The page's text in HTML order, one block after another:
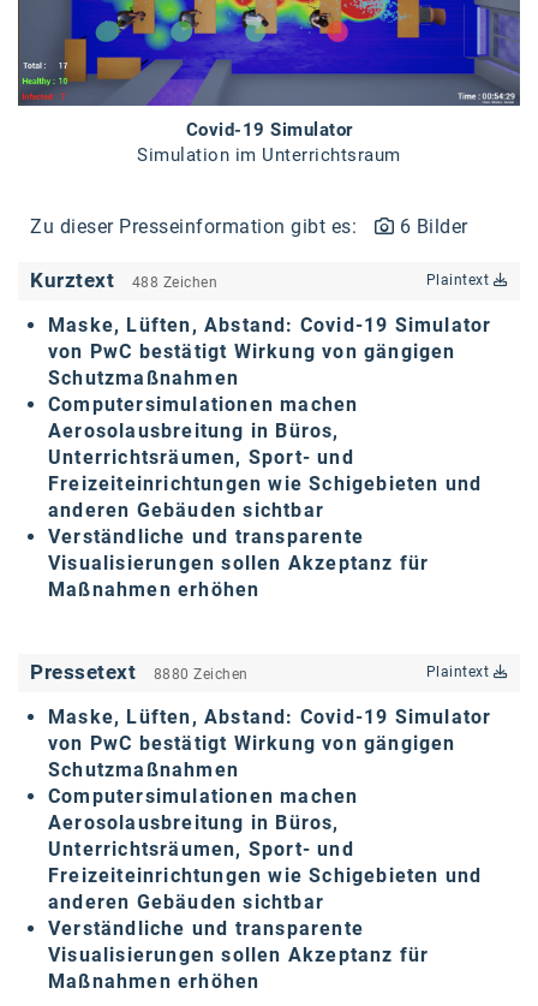
DDB Wien
Enkeltaugliches Österreich
Gillette Venus
Interzero
karriere.at
Ketchum GmbH
Kinderwunschzentrum
Kostenwahrheit
Kyndryl
Mastercard
NEOH
Nespresso
Neudoerfler
OBI
Oral-B
PAYBACK
Covid-19 Simulator
Simulation im Unterrichtsraum
Zu dieser Presseinformation gibt es: 6 Bilder
Kurztext 488 Zeichen Plaintext
Maske, Lüften, Abstand: Covid-19 Simulator
von PwC bestätigt Wirkung von gängigen
Schutzmaßnahmen
Computersimulationen machen
Aerosolausbreitung in Büros,
Unterrichtsräumen, Sport- und
Freizeiteinrichtungen wie Schigebieten und
anderen Gebäuden sichtbar
Verständliche und transparente
Visualisierungen sollen Akzeptanz für
Maßnahmen erhöhen
Pressetext 8880 Zeichen Plaintext
Maske, Lüften, Abstand: Covid-19 Simulator
von PwC bestätigt Wirkung von gängigen
Schutzmaßnahmen
Computersimulationen machen
Aerosolausbreitung in Büros,
Unterrichtsräumen, Sport- und
Freizeiteinrichtungen wie Schigebieten und
anderen Gebäuden sichtbar
Verständliche und transparente
Visualisierungen sollen Akzeptanz für
Maßnahmen erhöhen